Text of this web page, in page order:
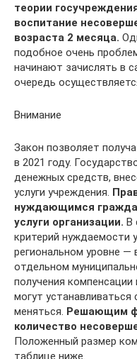
теории
воспитание
возраста 2 месяца.
подобное очень
начинают зачислять в
очередь
Внимание
Закон позволяет
в 2021 году.
денежных средств,
услуги учреждения.
нуждающимся
услуги организации. В
критерий нуждаемости
региональном уровне
отдельном
получения
могут
меняться. Решающим
количество
Положенный размер
таблице ниже.